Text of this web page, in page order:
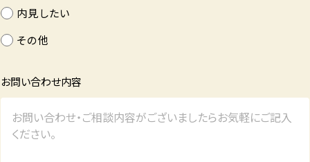
内見したい
その他
お問い合わせ内容